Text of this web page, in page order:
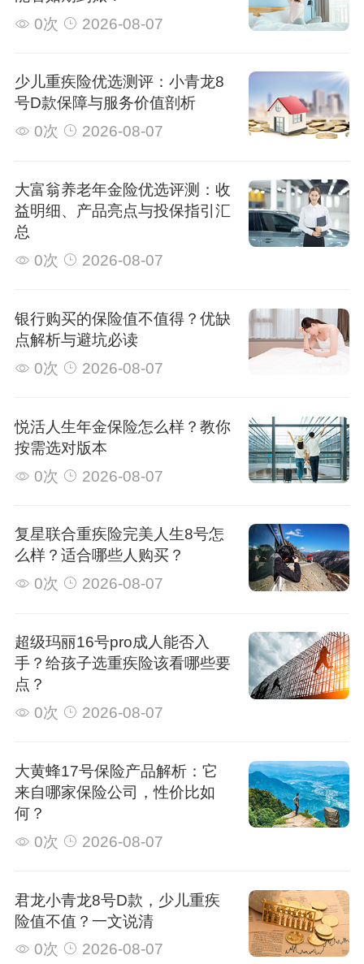
0次
2026-08-07
少儿重疾险优选测评：小青龙8
号D款保障与服务价值剖析
0次
2026-08-07
大富翁养老年金险优选评测：收
益明细、产品亮点与投保指引汇
总
0次
2026-08-07
银行购买的保险值不值得？优缺
点解析与避坑必读
0次
2026-08-07
悦活人生年金保险怎么样？教你
按需选对版本
0次
2026-08-07
复星联合重疾险完美人生8号怎
么样？适合哪些人购买？
0次
2026-08-07
超级玛丽16号pro成人能否入
手？给孩子选重疾险该看哪些要
点？
0次
2026-08-07
大黄蜂17号保险产品解析：它
来自哪家保险公司，性价比如
何？
0次
2026-08-07
君龙小青龙8号D款，少儿重疾
险值不值？一文说清
0次
2026-08-07